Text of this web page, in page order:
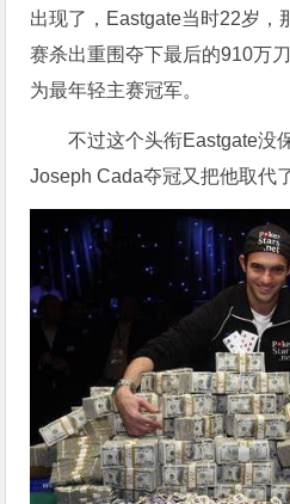
出现了，Eastgate当时22岁，
赛杀出重围夺下最后的910万
为最年轻主赛冠军。
不过这个头衔Eastgate没
Joseph Cada夺冠又把他取代